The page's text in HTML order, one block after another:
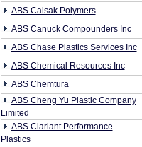
ABS Calsak Polymers
ABS Canuck Compounders Inc
ABS Chase Plastics Services Inc
ABS Chemical Resources Inc
ABS Chemtura
ABS Cheng Yu Plastic Company
Limited
ABS Clariant Performance
Plastics